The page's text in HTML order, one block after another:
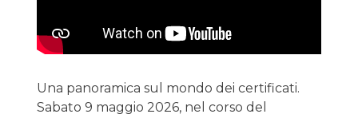
Una panoramica sul mondo dei certificati.
Sabato 9 maggio 2026, nel corso del